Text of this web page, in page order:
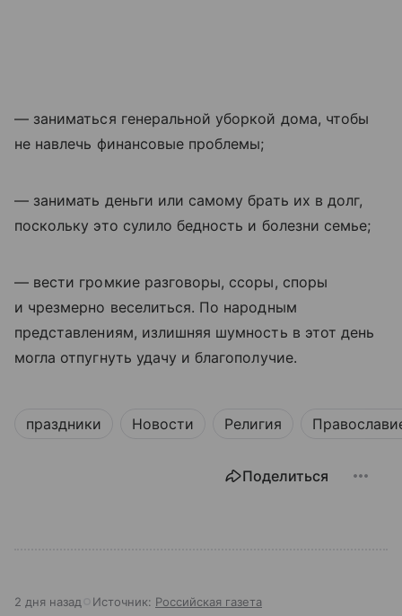
— заниматься генеральной уборкой дома, чтобы
не навлечь финансовые проблемы;
— занимать деньги или самому брать их в долг,
поскольку это сулило бедность и болезни семье;
— вести громкие разговоры, ссоры, споры
и чрезмерно веселиться. По народным
представлениям, излишняя шумность в этот день
могла отпугнуть удачу и благополучие.
праздники Новости Религия
Поделиться
2 дня назад Источник: Российская газета